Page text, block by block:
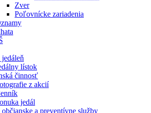
Zver
Poľovnícke zariadenia
lístok
činnosť
z akcií
jedál
a preventívne služby